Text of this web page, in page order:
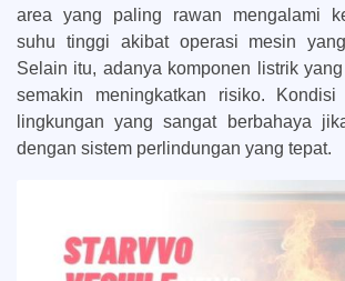
area yang paling rawan mengalami
suhu tinggi akibat operasi mesin
Selain itu, adanya komponen listrik
semakin meningkatkan risiko.
lingkungan yang sangat berbahaya
dengan sistem perlindungan yang tepat.